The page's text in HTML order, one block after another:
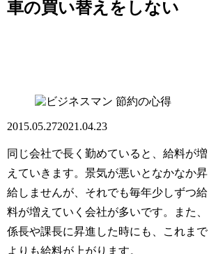
車の買い替えをしない
節約の心得
2015.05.272021.04.23
同じ会社で長く勤めていると、給料が増
えていきます。景気が悪いとなかなか昇
給しませんが、それでも毎年少しずつ給
料が増えていく会社が多いです。また、
係長や課長に昇進した時にも、これまで
よりも給料が上がります。